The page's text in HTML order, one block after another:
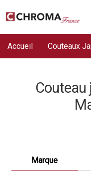
Aller
navigation
Aller
Accueil Couteaux
Chroma France
Commande
Demande de devis
Couteau
Marque